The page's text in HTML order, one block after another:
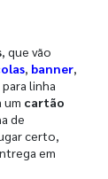
, que vão
, banner,
linha
um cartão
de
certo,
em